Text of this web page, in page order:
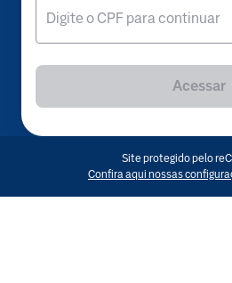
Digite o CPF para continuar
Acessar
Site protegido pelo
Confira aqui nossas